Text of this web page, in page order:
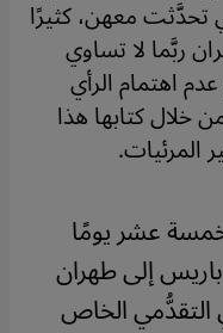
تحدَّثت معهن، كثيرًا
ربَّما لا تساوي
اهتمام الرأي
خلال كتابها هذا
المرئيات.
خمسة عشر يومًا
إلى طهران
التقدُّمي الخاص